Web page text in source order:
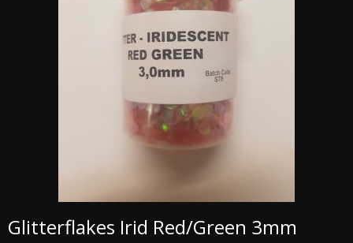
Glitterflakes Irid Red/Green 3mm